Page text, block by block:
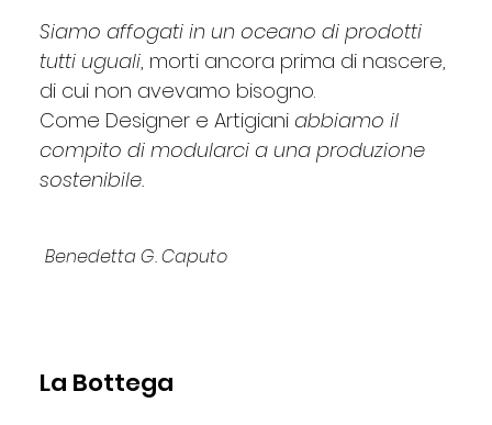
Siamo affogati in un oceano di prodotti
tutti uguali, morti ancora prima di nascere,
di cui non avevamo bisogno.
Come Designer e Artigiani abbiamo il
compito di modularci a una produzione
sostenibile.
Benedetta G. Caputo
La Bottega